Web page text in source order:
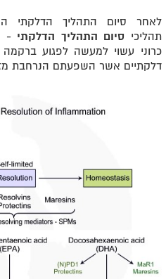
לאחר סיום התהליך הדלקתי
תהליכי סיום התהליך הדלקתי -
כרוני עשוי למעשה לפגוע ברקמה
דלקתיים אשר השפעתם הנרחבת